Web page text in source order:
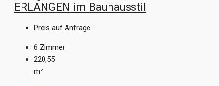
ERLANGEN im Bauhausstil
Preis auf Anfrage
6 Zimmer
220,55
m²